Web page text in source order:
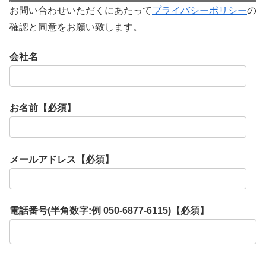
お問い合わせいただくにあたってプライバシーポリシーの
確認と同意をお願い致します。
会社名
お名前【必須】
メールアドレス【必須】
電話番号(半角数字:例 050-6877-6115)【必須】